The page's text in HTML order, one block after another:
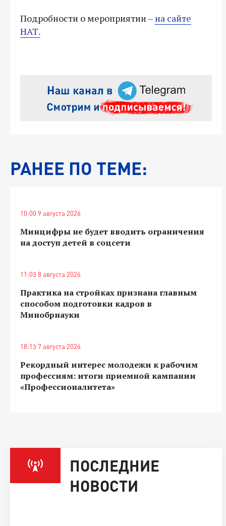
Подробности о мероприятии – на сайте
НАТ.
РАНЕЕ ПО ТЕМЕ:
10:00 9 августа 2026
Минцифры не будет вводить ограничения
на доступ детей в соцсети
11:03 8 августа 2026
Практика на стройках признана главным
способом подготовки кадров в
Минобрнауки
18:13 7 августа 2026
Рекордный интерес молодежи к рабочим
профессиям: итоги приемной кампании
«Профессионалитета»
ПОСЛЕДНИЕ
НОВОСТИ